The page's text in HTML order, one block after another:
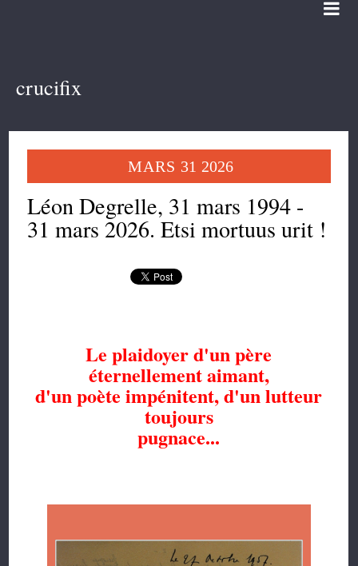
crucifix
MARS 31 2026
Léon Degrelle, 31 mars 1994 -
31 mars 2026. Etsi mortuus urit !
Le plaidoyer d'un père
éternellement aimant,
d'un poète impénitent, d'un lutteur
toujours
pugnace...